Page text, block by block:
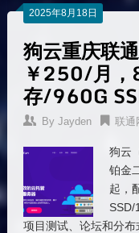
2025年8月18日
狗云重庆联
￥250/月
存/960G
By Jayden 联通
狗云
铂金
起，
SSD/
项目测试、论坛和分布